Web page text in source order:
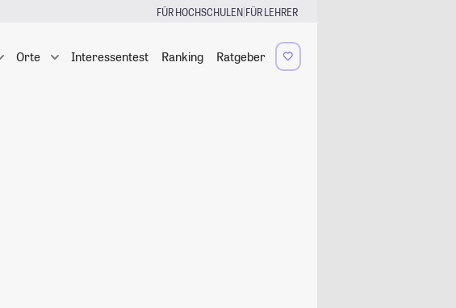
FÜR HOCHSCHULEN|FÜR LEHRER
Orte Interessentest Ranking Ratgeber